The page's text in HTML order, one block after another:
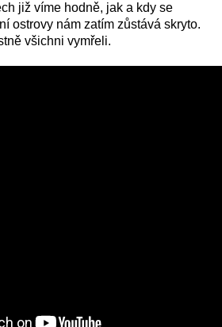
již víme hodně, jak a kdy se
ostrovy nám zatím zůstává skryto.
všichni vymřeli.